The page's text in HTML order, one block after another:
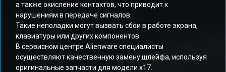
а также окисление контактов, что приводит к
нарушениям в передаче сигналов.
Такие неполадки могут вызвать сбои в работе экрана,
клавиатуры или других компонентов.
В сервисном центре Alienware специалисты
осуществляют качественную замену шлейфа, используя
оригинальные запчасти для модели x17.